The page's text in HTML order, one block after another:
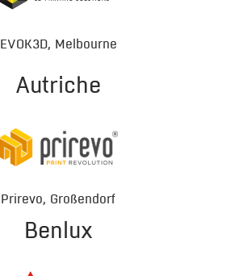
EVOK3D, Melbourne
Autriche
Prirevo, Großendorf
Benlux